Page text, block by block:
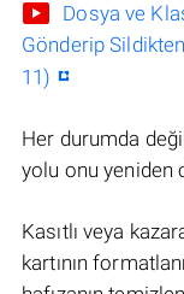
Dosya ve
Gönderip
11)
Her durumda
yolu onu yeniden
Kasıtlı veya
kartının